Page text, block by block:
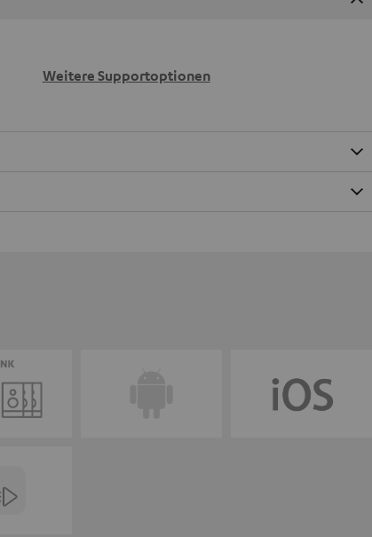
Weitere Supportoptionen